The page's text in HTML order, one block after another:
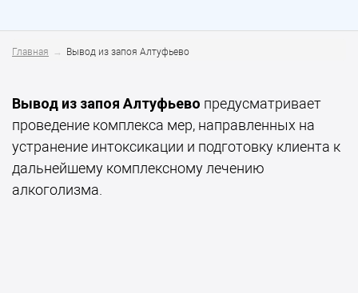
Главная Вывод из запоя Алтуфьево
Вывод из запоя Алтуфьево предусматривает
проведение комплекса мер, направленных на
устранение интоксикации и подготовку клиента к
дальнейшему комплексному лечению
алкоголизма.